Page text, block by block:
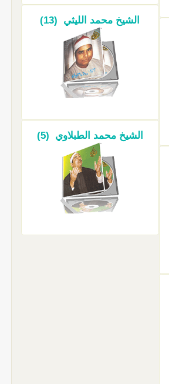
الشيخ محمد الليثي (13)
الشيخ محمد الطبلاوي (5)